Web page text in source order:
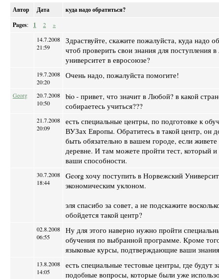
Автор Дата
куда надо обратиться?
Pages: 1 2
»
14.7.2008
21:59
Здраствуйте, скажите пожалуйста, куда надо
чтоб проверить свои знания для поступления
университет в евросоюзе?
19.7.2008
20:20
Очень надо, пожалуйста помогите!
Georg
20.7.2008
10:50
bio - привет, что значит в Любой? в какой
собираетесь учиться???
21.7.2008
20:09
есть специальные центры, по подготовке к
ВУЗах Европы. Обратитесь в такой центр, он
быть обязательно в вашем городе, если живете
деревне. И там можете пройти тест, который и
ваши способности.
30.7.2008
18:44
Georg хочу поступить в Норвежский
экономическим уклоном.
эля спасибо за совет, а не подскажите
обойдется такой центр?
02.8.2008
06:55
Ну для этого наверно нужно пройти
обучения по выбранной программе. Кроме
языковые курсы, подтверждающие ваши
13.8.2008
14:05
есть специальные тестовые центры, где будут
подобные вопросы, которые были уже